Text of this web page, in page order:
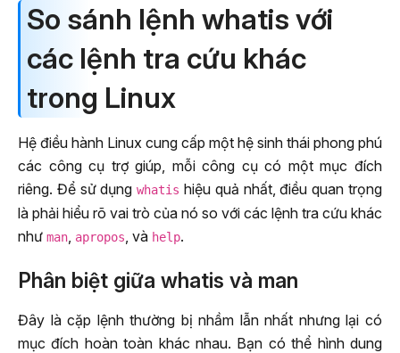
So sánh lệnh whatis với
các lệnh tra cứu khác
trong Linux
Hệ điều hành Linux cung cấp một hệ sinh thái phong phú
các công cụ trợ giúp, mỗi công cụ có một mục đích
riêng. Để sử dụngwhatis hiệu quả nhất, điều quan trọng
là phải hiểu rõ vai trò của nó so với các lệnh tra cứu khác
như man apropos , và help.
Phân biệt giữa whatis và man
Đây là cặp lệnh thường bị nhầm lẫn nhất nhưng lại có
mục đích hoàn toàn khác nhau. Bạn có thể hình dung